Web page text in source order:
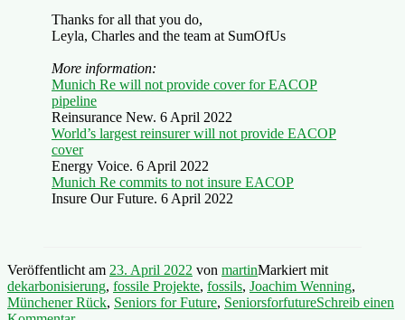
Thanks for all that you do,
Leyla, Charles and the team at SumOfUs
More information:
Munich Re will not provide cover for EACOP
pipeline
Reinsurance New. 6 April 2022
World’s largest reinsurer will not provide EACOP
cover
Energy Voice. 6 April 2022
Munich Re commits to not insure EACOP
Insure Our Future. 6 April 2022
Veröffentlicht am 23. April 2022 von martinMarkiert mit
dekarbonisierung, fossile Projekte, fossils, Joachim Wenning,
Münchener Rück, Seniors for Future, SeniorsforfutureSchreib einen